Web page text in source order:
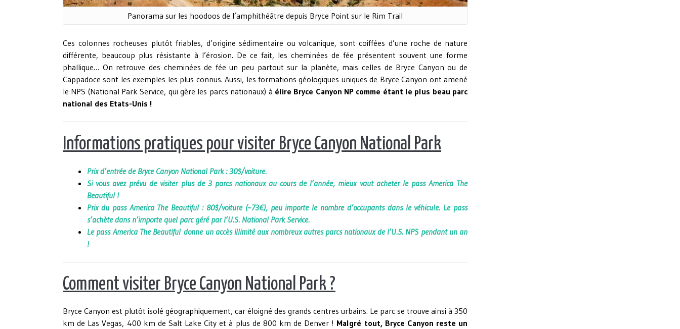
Panorama sur les hoodoos de l’amphithéâtre depuis Bryce Point sur le Rim Trail
Ces colonnes rocheuses plutôt friables, d’origine sédimentaire ou volcanique, sont coiffées d’une roche de nature
différente, beaucoup plus résistante à l’érosion. De ce fait, les cheminées de fée présentent souvent une forme
phallique… On retrouve des cheminées de fée un peu partout sur la planète, mais celles de Bryce Canyon ou de
Cappadoce sont les exemples les plus connus. Aussi, les formations géologiques uniques de Bryce Canyon ont amené
le NPS (National Park Service, qui gère les parcs nationaux) à élire Bryce Canyon NP comme étant le plus beau parc
national des Etats-Unis !
Informations pratiques pour visiter Bryce Canyon National Park
Prix d’entrée de Bryce Canyon National Park : 30$/voiture.
Si vous avez prévu de visiter plus de 3 parcs nationaux au cours de l’année, mieux vaut acheter le pass America The
Beautiful !
Prix du pass America The Beautiful : 80$/voiture (~73€), peu importe le nombre d’occupants dans le véhicule. Le pass
s’achète dans n’importe quel parc géré par l’U.S. National Park Service.
Le pass America The Beautifuldonne un accès illimité aux nombreux autres parcs nationaux de l’U.S. NPS pendant un an
!
Comment visiter Bryce Canyon National Park ?
Bryce Canyon est plutôt isolé géographiquement, car éloigné des grands centres urbains. Le parc se trouve ainsi à 350
km de Las Vegas, 400 km de Salt Lake City et à plus de 800 km de Denver ! Malgré tout, Bryce Canyon reste un